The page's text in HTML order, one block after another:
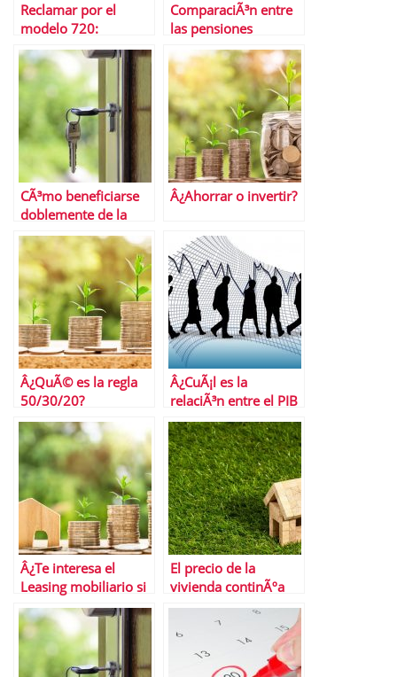
Reclamar por el
modelo 720:
QuiÃ©nes pueden
hacerlo y cÃ³mo se
hace
ComparaciÃ³n entre
las pensiones
pÃºblicas y los planes
de pensiones
privados
CÃ³mo beneficiarse
doblemente de la
contrataciÃ³n de un
seguro de impago
alquiler
Â¿Ahorrar o invertir?
Â¿QuÃ© es la regla
50/30/20?
Â¿CuÃ¡l es la
relaciÃ³n entre el PIB
y las tasas de
desempleo?
Â¿Te interesa el
Leasing mobiliario si
vas a emprender un
negocio?
El precio de la
vivienda continÃºa
aumentando en 2022